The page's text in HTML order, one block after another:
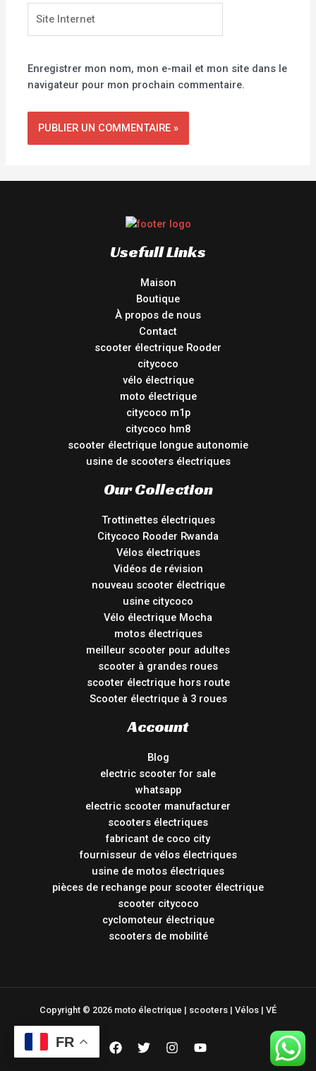
Internet
Enregistrer mon nom, mon e-mail et mon site dans le
navigateur pour mon prochain commentaire.
Usefull Links
Maison
Boutique
À propos de nous
Contact
scooter électrique Rooder
citycoco
vélo électrique
moto électrique
citycoco m1p
citycoco hm8
scooter électrique longue autonomie
usine de scooters électriques
Our Collection
Trottinettes électriques
Citycoco Rooder Rwanda
Vélos électriques
Vidéos de révision
nouveau scooter électrique
usine citycoco
Vélo électrique Mocha
motos électriques
meilleur scooter pour adultes
scooter à grandes roues
scooter électrique hors route
Scooter électrique à 3 roues
Account
Blog
electric scooter for sale
whatsapp
electric scooter manufacturer
scooters électriques
fabricant de coco city
fournisseur de vélos électriques
usine de motos électriques
pièces de rechange pour scooter électrique
scooter citycoco
cyclomoteur électrique
scooters de mobilité
Copyright © 2026 moto électrique | scooters | Vélos | VÉ
FR